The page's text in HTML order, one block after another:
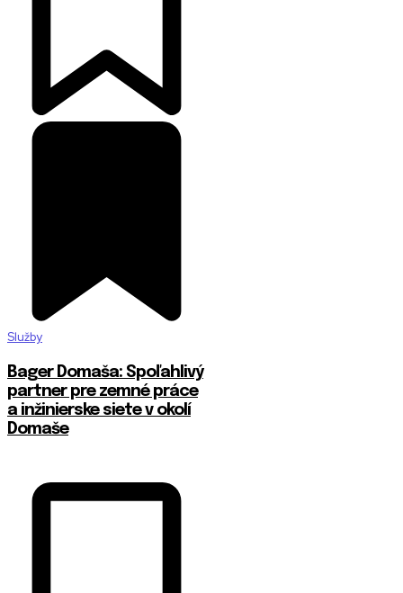
Služby
Bager Domaša: Spoľahlivý
partner pre zemné práce
a inžinierske siete v okolí
Domaše